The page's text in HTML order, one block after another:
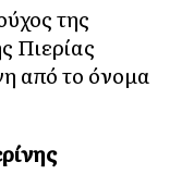
της
Πιερίας
από το όνομα